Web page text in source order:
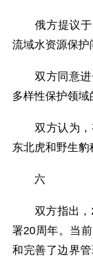
俄方提议于
流域水资源保护
双方同意进
多样性保护领域
双方认为，
东北虎和野生豹
六
双方指出，
署20周年。当
和完善了边界